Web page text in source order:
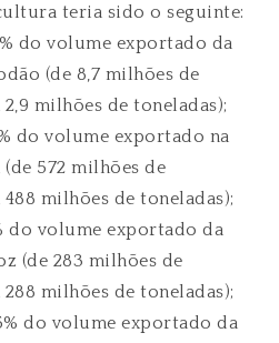
teria sido o seguinte:
do volume exportado da
(de 8,7 milhões de
milhões de toneladas);
do volume exportado na
572 milhões de
milhões de toneladas);
do volume exportado da
(de 283 milhões de
milhões de toneladas);
do volume exportado da